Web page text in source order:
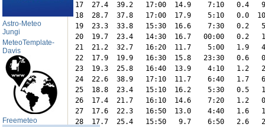
Astro-Meteo
Jungi
MeteoTemplate-
Davis
Freemeteo
17  27.4  39.2   17:00  14.9    7:10   0.4
18  28.7  37.8   17:00  17.9    5:10   0.0
19  23.3  33.8   15:30  16.6    7:30   0.2
20  19.7  23.4   14:30  16.7   00:00   0.2
21  21.2  32.7   16:20  11.7    5:00   1.9
22  17.9  19.9   16:30  15.8   23:30   0.6
23  19.3  25.8   16:40  13.9    4:10   1.2
24  22.6  38.9   17:10  11.7    6:40   1.7
25  18.8  23.4   15:10  16.2    5:30   0.5
26  17.4  21.7   16:10  14.6    7:20   1.2
27  17.6  22.3   16:50  13.0    4:40   1.6
28  17.7  25.4   15:50   9.7    6:50   2.6